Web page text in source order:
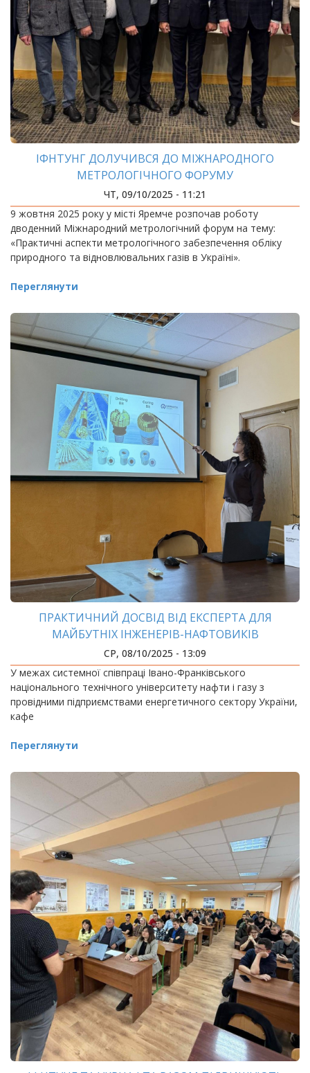
ІФНТУНГ ДОЛУЧИВСЯ ДО МІЖНАРОДНОГО
МЕТРОЛОГІЧНОГО ФОРУМУ
ЧТ, 09/10/2025 - 11:21
9 жовтня 2025 року у місті Яремче розпочав роботу
дводенний Міжнародний метрологічний форум на тему:
«Практичні аспекти метрологічного забезпечення обліку
природного та відновлювальних газів в Україні».
Переглянути
ПРАКТИЧНИЙ ДОСВІД ВІД ЕКСПЕРТА ДЛЯ
МАЙБУТНІХ ІНЖЕНЕРІВ-НАФТОВИКІВ
СР, 08/10/2025 - 13:09
У межах системної співпраці Івано-Франківського
національного технічного університету нафти і газу з
провідними підприємствами енергетичного сектору України,
кафе
Переглянути